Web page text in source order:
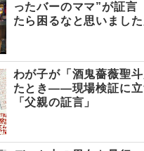
ったバーのママ”が証
たら困るなと思いました
わが子が「酒鬼薔薇聖
たとき――現場検証に立
「父親の証言」